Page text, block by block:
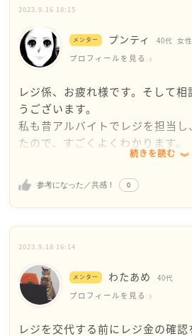
2023.9.16 18:15
メンター プンティ 40代 女性
プロフィールを見る
レジ係、お疲れ様です。そして
うございます。
私も昔アルバイトでレジを担当
たので、すごくよくわかります。
プラスな時はまだマシですが、マ
ないとなるとけっこうその時の雰
良い気分ではなかったのを覚えて
ですので、あいかさんの気持ち
ただ、横領を疑われるまでには
すが、あいかさんの働いていると
ジ締めをしてお金を確認するとい
しょうか？
かわからないので、犯人捜しも余
続きを読む
参考になった／共感！ 0
2023.9.18 16:14
メンター わたあめ 40代
プロフィールを見る
レジを交代する前にレジ金の確